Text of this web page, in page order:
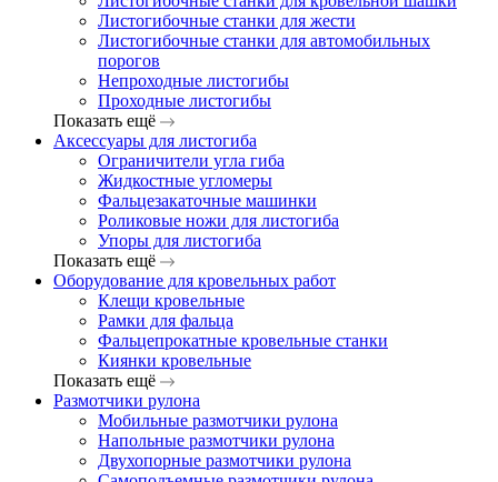
Листогибочные станки для жести
Листогибочные станки для автомобильных
порогов
Непроходные листогибы
Проходные листогибы
Показать ещё
Аксессуары для листогиба
Ограничители угла гиба
Жидкостные угломеры
Фальцезакаточные машинки
Роликовые ножи для листогиба
Упоры для листогиба
Показать ещё
Оборудование для кровельных работ
Клещи кровельные
Рамки для фальца
Фальцепрокатные кровельные станки
Киянки кровельные
Показать ещё
Размотчики рулона
Мобильные размотчики рулона
Напольные размотчики рулона
Двухопорные размотчики рулона